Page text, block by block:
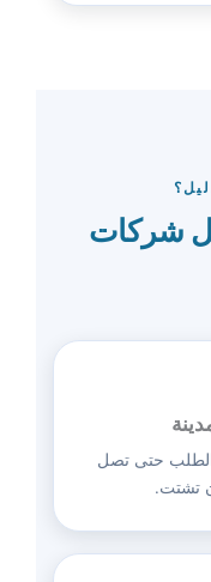
شركات
حتى تصل
تشتت.